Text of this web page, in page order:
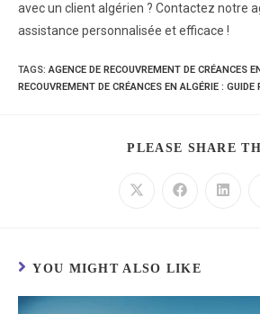
avec un client algérien ? Contactez notre
assistance personnalisée et efficace !
TAGS:AGENCE DE RECOUVREMENT DE CRÉANCES
RECOUVREMENT DE CRÉANCES EN ALGÉRIE : GUIDE
PLEASE SHARE
YOU MIGHT ALSO LIKE